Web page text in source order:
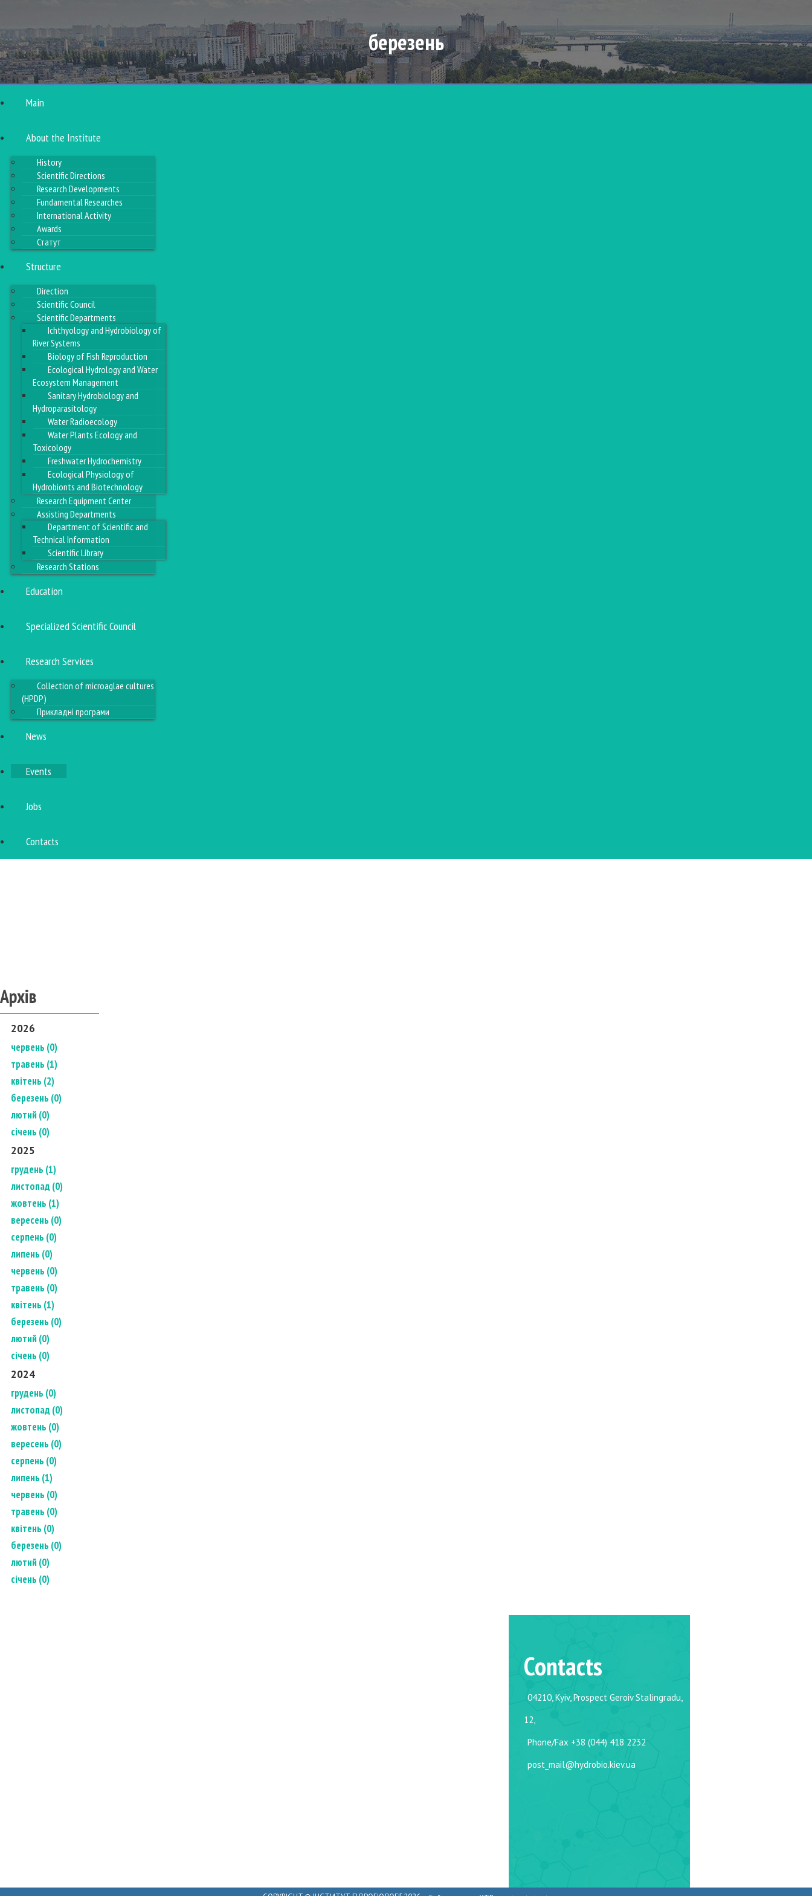
UA EN
Main
About the Institute
History
Scientific Directions
Research Developments
Fundamental Researches
International Activity
Awards
Статут
Structure
Direction
Scientific Council
Scientific Departments
Ichthyology and Hydrobiology of
River Systems
Biology of Fish Reproduction
Ecological Hydrology and Water
Ecosystem Management
Sanitary Hydrobiology and
Hydroparasitology
Water Radioecology
Water Plants Ecology and
Toxicology
Freshwater Hydrochemistry
Ecological Physiology of
Hydrobionts and Biotechnology
Research Equipment Center
Assisting Departments
Department of Scientific and
Technical Information
Scientific Library
Research Stations
Education
Specialized Scientific Council
Research Services
Collection of microaglae cultures
(HPDP)
Прикладні програми
News
Events
Jobs
Contacts
березень
Архів
2026
червень (0)
травень (1)
квітень (2)
березень (0)
лютий (0)
січень (0)
2025
грудень (1)
листопад (0)
жовтень (1)
вересень (0)
серпень (0)
липень (0)
червень (0)
травень (0)
квітень (1)
березень (0)
лютий (0)
січень (0)
2024
грудень (0)
листопад (0)
жовтень (0)
вересень (0)
серпень (0)
липень (1)
червень (0)
травень (0)
квітень (0)
березень (0)
лютий (0)
січень (0)
Contacts
04210, Kyiv, Prospect Geroiv Stalingradu,
12,
Phone/Fax +38 (044) 418 2232
post_mail@hydrobio.kiev.ua